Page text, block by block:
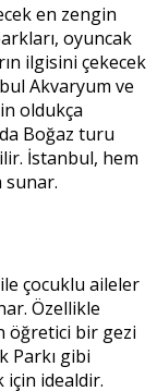
en zengin
oyuncak
ilgisini çekecek
Akvaryum ve
oldukça
Boğaz turu
İstanbul, hem
sunar.
çocuklu aileler
Özellikle
öğretici bir gezi
Parkı gibi
için idealdir.